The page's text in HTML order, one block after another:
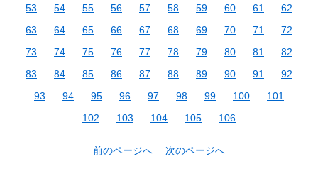
53
54 55 56 57 58 59 60 61
62
63
64 65 66 67 68 69 70 71
72
73
74 75 76 77 78 79 80 81
82
83
84 85 86 87 88 89 90 91
92
93
94 95 96 97 98 99 100
101
102
103 104 105 106
前のページへ 次のページへ